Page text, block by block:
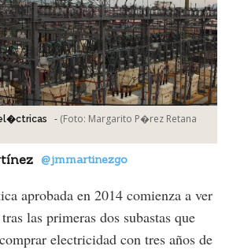
- (Foto: Margarito P�rez Retana
@jmmartinezgo
aprobada en 2014 comienza a ver
las primeras dos subastas que
electricidad con tres años de